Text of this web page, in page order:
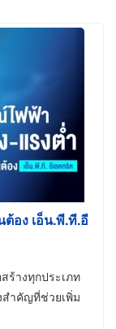
อง เอ็น.พี.ที.อี
ร้างทุกประเภท
ำคัญที่ช่วยเพิ่ม